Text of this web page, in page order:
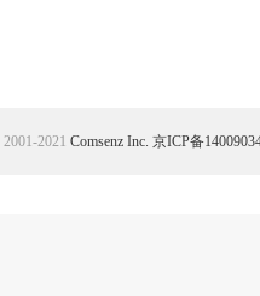
2021 Comsenz Inc. 京ICP备